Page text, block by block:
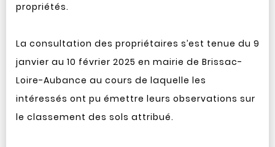
propriétés.
La consultation des propriétaires s’est tenue du 9
janvier au 10 février 2025 en mairie de Brissac-
Loire-Aubance au cours de laquelle les
intéressés ont pu émettre leurs observations sur
le classement des sols attribué.